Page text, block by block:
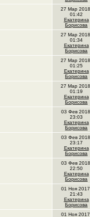
27 Мар 2018,
01:42
Екатерина
Борисова
27 Мар 2018,
01:34
Екатерина
Борисова
27 Мар 2018,
01:25
Екатерина
Борисова
27 Мар 2018,
01:19
Екатерина
Борисова
03 Фев 2018,
23:03
Екатерина
Борисова
03 Фев 2018,
23:17
Екатерина
Борисова
03 Фев 2018,
22:50
Екатерина
Борисова
01 Ноя 2017,
21:43
Екатерина
Борисова
01 Ноя 2017,